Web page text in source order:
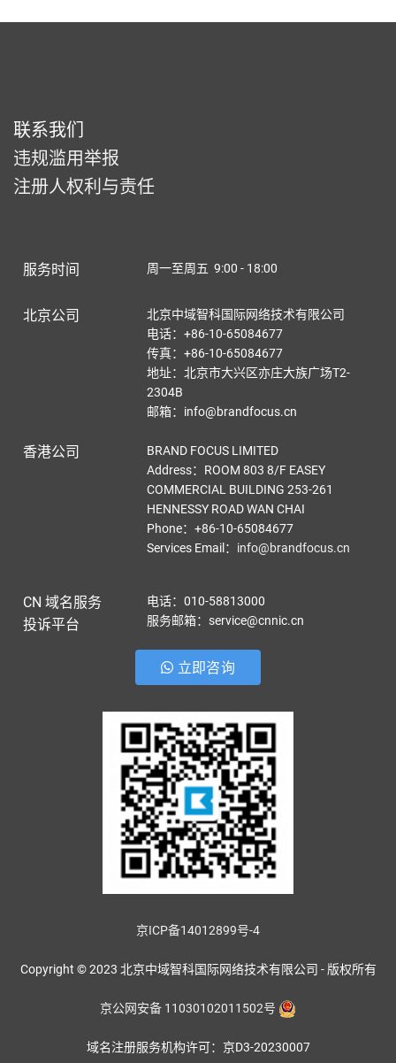
联系我们
违规滥用举报
注册人权利与责任
服务时间 周一至周五 9:00 - 18:00
北京公司
北京中域智科国际网络技术有限公司
电话：+86-10-65084677
传真：+86-10-65084677
地址：北京市大兴区亦庄大族广场T2-
2304B
邮箱：info@brandfocus.cn
香港公司
BRAND FOCUS LIMITED
Address：ROOM 803 8/F EASEY
COMMERCIAL BUILDING 253-261
HENNESSY ROAD WAN CHAI
Phone：+86-10-65084677
Services Email ： info@brandfocus.cn
CN 域名服务
投诉平台
电话：010-58813000
服务邮箱：service@cnnic.cn
立即咨询
京ICP备14012899号-4
Copyright © 2023 北京中域智科国际网络技术有限公司 - 版权所有
京公网安备 11030102011502号
域名注册服务机构许可：京D3-20230007